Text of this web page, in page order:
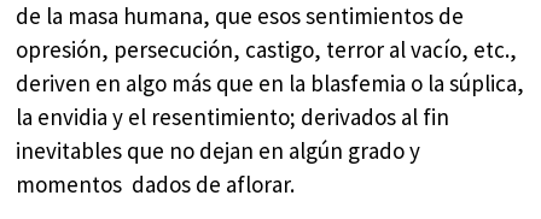
de la masa humana, que esos sentimientos de
opresión, persecución, castigo, terror al vacío, etc.,
deriven en algo más que en la blasfemia o la súplica,
la envidia y el resentimiento; derivados al fin
inevitables que no dejan en algún grado y
momentos dados de aflorar.